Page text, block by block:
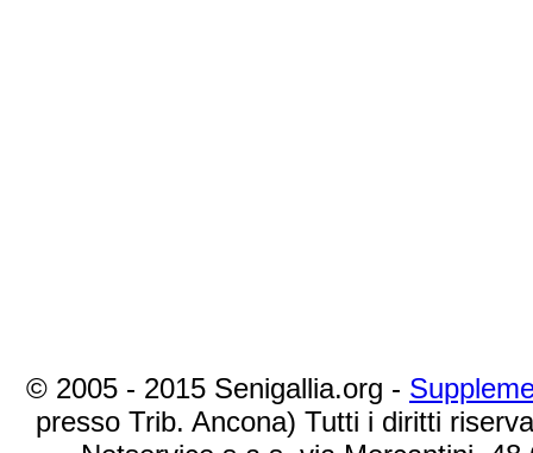
© 2005 - 2015 Senigallia.org -
presso Trib. Ancona) Tutti i diritti